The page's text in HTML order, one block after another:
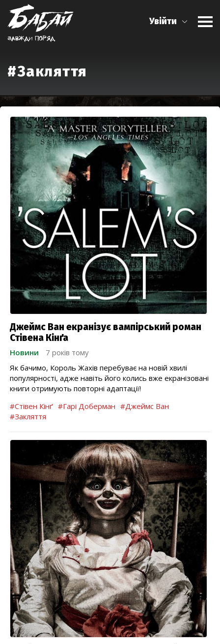
Завжди поряд
Увійти
#Закляття
Джеймс Ван екранізує вампірський роман
Стівена Кінґа
Новини
7 років тому
Як бачимо, Король Жахів перебуває на новій хвилі
популярності, адже навіть його колись вже екранізовані
книги отримують повторні адаптації!
#Стівен Кінґ #Гарі Доберман #Джеймс Ван
#Закляття